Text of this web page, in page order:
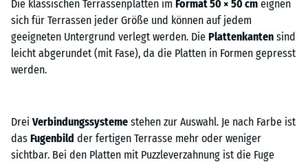
Die klassischen Terrassenplatten im Format 50 × 50 cm eignen
sich für Terrassen jeder Größe und können auf jedem
geeigneten Untergrund verlegt werden. Die Plattenkanten sind
leicht abgerundet (mit Fase), da die Platten in Formen gepresst
werden.
Drei Verbindungssysteme stehen zur Auswahl. Je nach Farbe ist
das Fugenbild der fertigen Terrasse mehr oder weniger
sichtbar. Bei den Platten mit Puzzleverzahnung ist die Fuge